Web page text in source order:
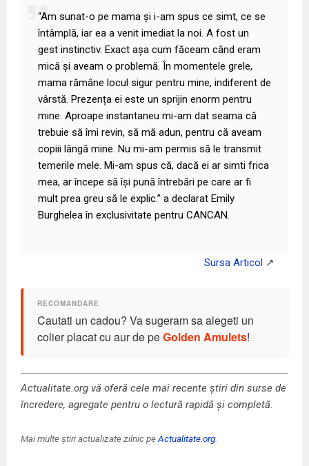
“Am sunat-o pe mama și i-am spus ce simt, ce se
întâmplă, iar ea a venit imediat la noi. A fost un
gest instinctiv. Exact așa cum făceam când eram
mică și aveam o problemă. În momentele grele,
mama rămâne locul sigur pentru mine, indiferent de
vârstă. Prezența ei este un sprijin enorm pentru
mine. Aproape instantaneu mi-am dat seama că
trebuie să îmi revin, să mă adun, pentru că aveam
copiii lângă mine. Nu mi-am permis să le transmit
temerile mele. Mi-am spus că, dacă ei ar simti frica
mea, ar începe să își pună întrebări pe care ar fi
mult prea greu să le explic.” a declarat Emily
Burghelea în exclusivitate pentru CANCAN.
Cautati un cadou? Va sugeram sa alegeti un
colier placat cu aur de peGolden Amulets!
Actualitate.org vă oferă cele mai recente știri din surse de
încredere, agregate pentru o lectură rapidă și completă.
Mai multe știri actualizate zilnic peActualitate.org